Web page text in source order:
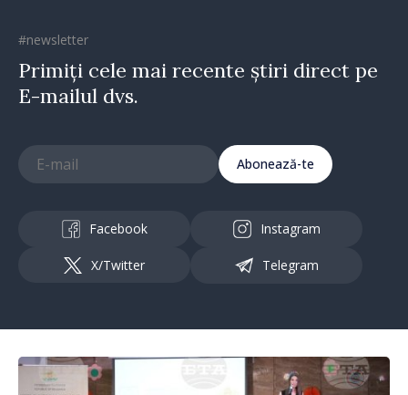
#newsletter
Primiți cele mai recente știri direct pe
E-mailul dvs.
Abonează-te
Facebook Instagram
X/Twitter Telegram